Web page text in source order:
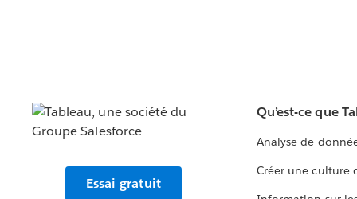
Essai gratuit
Qu’est-ce que
Analyse de
Créer une culture